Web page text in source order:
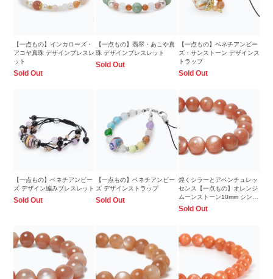
【一点もの】インカローズ・
アコヤ真珠 デザインブレスレ
ット
Sold Out
【一点もの】翡翠・あこや真
珠 デザインブレスレット
Sold Out
【一点もの】ベネチアンビー
ズ・サンストーン デザインス
トラップ
Sold Out
【一点もの】ベネチアンビー
ズ デザイン編みブレスレット
Sold Out
【一点もの】ベネチアンビー
ズ デザインストラップ
Sold Out
煌くシラーとアベンチュレッ
センス【一点もの】オレンジ
ムーンストーン10mm シンプ
ルブレスレット【鑑別書付
Sold Out